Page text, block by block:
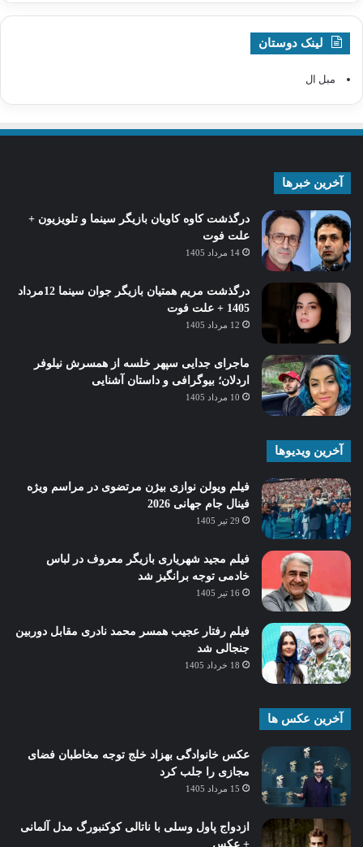
لینک دوستان
مبل ال
آخرین خبرها
درگذشت کاوه کاویان بازیگر سینما و تلویزیون +
علت فوت
14 مرداد 1405
درگذشت مریم همتیان بازیگر جوان سینما 12مرداد
1405 + علت فوت
12 مرداد 1405
ماجرای جدایی سپهر خلسه از همسرش نیلوفر
اردلان؛ بیوگرافی و داستان آشنایی
10 مرداد 1405
آخرین ویدیوها
فیلم ویولن نوازی بیژن مرتضوی در مراسم ویژه
فینال جام جهانی 2026
29 تیر 1405
فیلم مجید شهریاری بازیگر معروف در لباس
خادمی توجه برانگیز شد
16 تیر 1405
فیلم رفتار عجیب همسر محمد نادری مقابل دوربین
جنجالی شد
18 خرداد 1405
آخرین عکس ها
عکس خانوادگی بهزاد خلج توجه مخاطبان فضای
مجازی را جلب کرد
15 مرداد 1405
ازدواج پاول وسلی با ناتالی کوکنبورگ مدل آلمانی
+ عکس